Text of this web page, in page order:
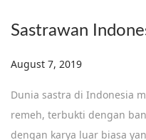
Sastrawan
Posted on
August 7, 2019
Dunia sastra di Indonesia
remeh, terbukti dengan
dengan karya luar biasa